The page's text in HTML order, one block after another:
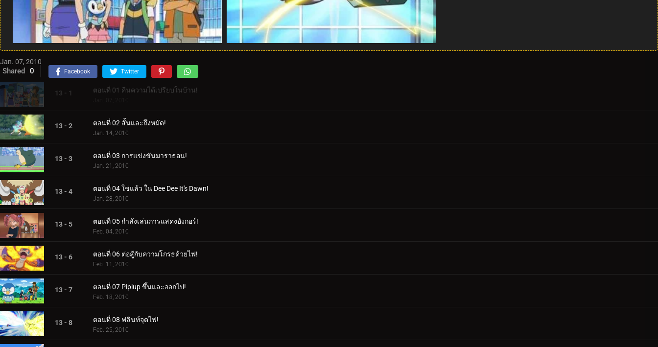
Jan. 07, 2010
Shared 0 Facebook Twitter
13 - 1 ตอนที่ 01 คืนความได้เปรียบในบ้าน!
Jan. 07, 2010
13 - 2 ตอนที่ 02 สั้นและถึงหมัด!
Jan. 14, 2010
13 - 3 ตอนที่ 03 การแข่งขันมาราธอน!
Jan. 21, 2010
13 - 4 ตอนที่ 04 ใช่แล้ว ใน Dee Dee It's Dawn!
Jan. 28, 2010
13 - 5 ตอนที่ 05 กำลังเล่นการแสดงอังกอร์!
Feb. 04, 2010
13 - 6 ตอนที่ 06 ต่อสู้กับความโกรธด้วยไฟ!
Feb. 11, 2010
13 - 7 ตอนที่ 07 Piplup ขึ้นและออกไป!
Feb. 18, 2010
13 - 8 ตอนที่ 08 ฟลินท์จุดไฟ!
Feb. 25, 2010